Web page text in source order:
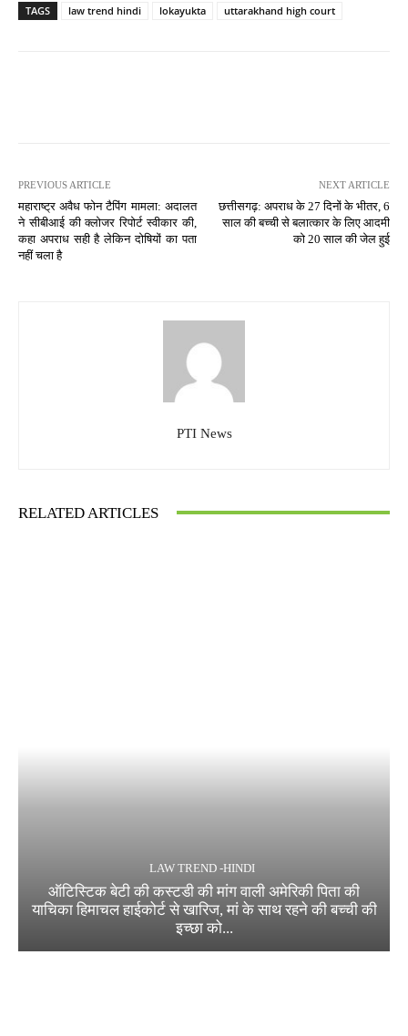
TAGS law trend hindi lokayukta uttarakhand high court
PREVIOUS ARTICLE
महाराष्ट्र अवैध फोन टैपिंग मामला: अदालत
ने सीबीआई की क्लोजर रिपोर्ट स्वीकार की,
कहा अपराध सही है लेकिन दोषियों का पता
नहीं चला है
NEXT ARTICLE
छत्तीसगढ़: अपराध के 27 दिनों के भीतर, 6
साल की बच्ची से बलात्कार के लिए आदमी
को 20 साल की जेल हुई
PTI News
RELATED ARTICLES
LAW TREND -HINDI
ऑटिस्टिक बेटी की कस्टडी की मांग वाली अमेरिकी पिता की
याचिका हिमाचल हाईकोर्ट से खारिज, मां के साथ रहने की बच्ची की
इच्छा को...